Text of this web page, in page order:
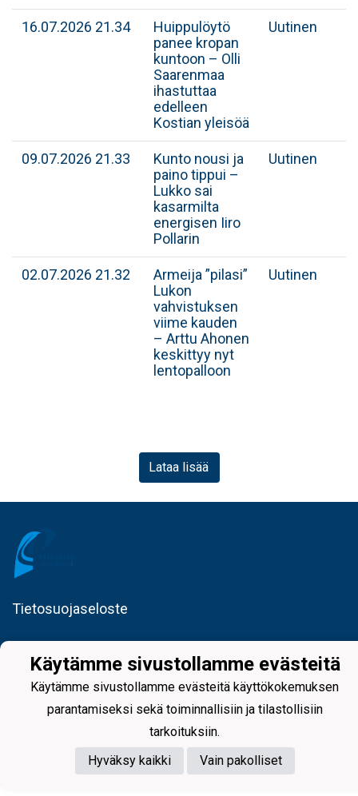
16.07.2026 21.34
Huippulöytö
panee kropan
kuntoon – Olli
Saarenmaa
ihastuttaa
edelleen
Kostian yleisöä
Uutinen
09.07.2026 21.33
Kunto nousi ja
paino tippui –
Lukko sai
kasarmilta
energisen Iiro
Pollarin
Uutinen
02.07.2026 21.32
Armeija ”pilasi”
Lukon
vahvistuksen
viime kauden
– Arttu Ahonen
keskittyy nyt
lentopalloon
Uutinen
Lataa lisää
Tietosuojaseloste
Käytämme sivustollamme evästeitä
Käytämme sivustollamme evästeitä käyttökokemuksen
parantamiseksi sekä toiminnallisiin ja tilastollisiin
tarkoituksiin.
Hyväksy kaikki
Vain pakolliset